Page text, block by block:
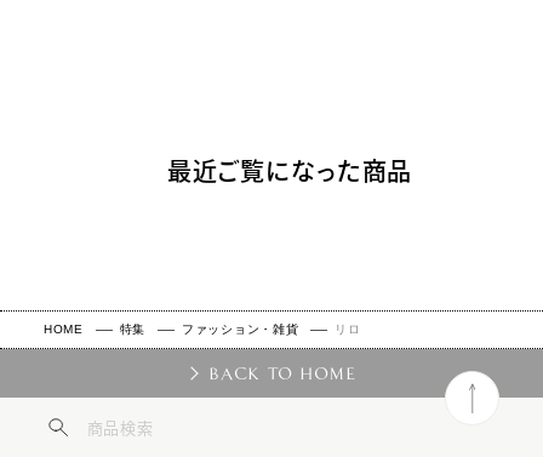
最近ご覧になった商品
HOME 特集 ファッション・雑貨 リロ
BACK TO HOME